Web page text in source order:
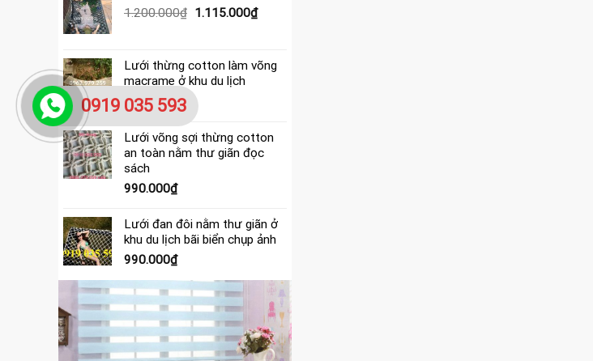
390.000₫.là:
365.000₫.
1.200.000₫ Giá
1.200.000₫.
1.115.000₫Giá
là:
Lưới thừng cotton làm võng
macrame ở khu du lịch
4.000.000₫
Lưới võng sợi thừng cotton
an toàn nằm thư giãn đọc
sách
990.000₫
Lưới đan đôi nằm thư giãn ở
khu du lịch bãi biển chụp ảnh
990.000₫
0919 035 593